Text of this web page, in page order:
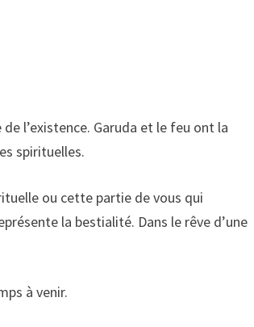
l’existence. Garuda et le feu ont la
spirituelles.
ou cette partie de vous qui
la bestialité. Dans le rêve d’une
à venir.